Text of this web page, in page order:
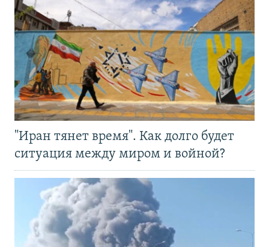
"Иран тянет время". Как долго будет
ситуация между миром и войной?